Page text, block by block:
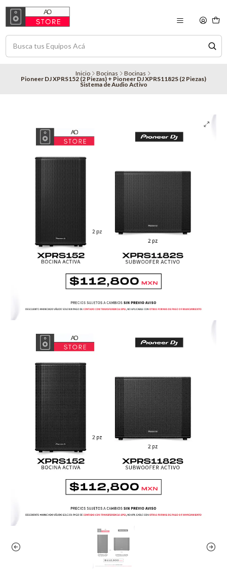
Inicio Bocinas Bocinas
Pioneer DJ XPRS152 (2 Piezas) + Pioneer DJ XPRS1182S (2 Piezas)
Sistema de Audio Activo